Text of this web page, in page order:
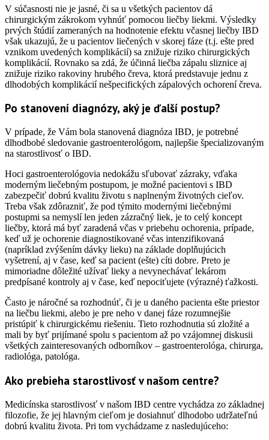
V súčasnosti nie je jasné, či sa u všetkých pacientov dá
chirurgickým zákrokom vyhnúť pomocou liečby liekmi. Výsledky
prvých štúdií zameraných na hodnotenie efektu včasnej liečby IBD
však ukazujú, že u pacientov liečených v skorej fáze (t.j. ešte pred
vznikom uvedených komplikácií) sa znižuje riziko chirurgických
komplikácií. Rovnako sa zdá, že účinná liečba zápalu sliznice aj
znižuje riziko rakoviny hrubého čreva, ktorá predstavuje jednu z
dlhodobých komplikácií nešpecifických zápalových ochorení čreva.
Po stanovení diagnózy, aký je ďalší postup?
V prípade, že Vám bola stanovená diagnóza IBD, je potrebné
dlhodbobé sledovanie gastroenterológom, najlepšie špecializovaným
na starostlivosť o IBD.
Hoci gastroenterológovia nedokážu sľubovať zázraky, vďaka
moderným liečebným postupom, je možné pacientovi s IBD
zabezpečiť dobrú kvalitu životu s naplneným životných cieľov.
Treba však zdôrazniť, že pod týmito modernými liečebnými
postupmi sa nemyslí len jeden zázračný liek, je to celý koncept
liečby, ktorá má byť zaradená včas v priebehu ochorenia, prípade,
keď už je ochorenie diagnostikované včas intenzifikovaná
(napríklad zvýšením dávky lieku) na základe doplňujúcich
vyšetrení, aj v čase, keď sa pacient (ešte) cíti dobre. Preto je
mimoriadne dôležité užívať lieky a nevynechávať lekárom
predpísané kontroly aj v čase, keď nepociťujete (výrazné) ťažkosti.
Často je náročné sa rozhodnúť, či je u daného pacienta ešte priestor
na liečbu liekmi, alebo je pre neho v danej fáze rozumnejšie
pristúpiť k chirurgickému riešeniu. Tieto rozhodnutia sú zložité a
mali by byť prijímané spolu s pacientom až po vzájomnej diskusii
všetkých zainteresovaných odborníkov – gastroenterológa, chirurga,
radiológa, patológa.
Ako prebieha starostlivosť v našom centre?
Medicínska starostlivosť v našom IBD centre vychádza zo základnej
filozofie, že jej hlavným cieľom je dosiahnuť dlhodobo udržateľnú
dobrú kvalitu života. Pri tom vychádzame z nasledujúceho: